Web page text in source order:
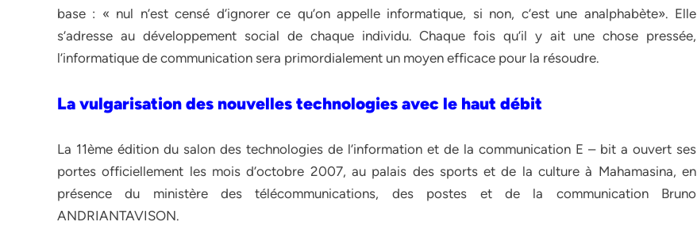
base : « nul n’est censé d’ignorer ce qu’on appelle informatique, si non, c’est une analphabète». Elle
s’adresse au développement social de chaque individu. Chaque fois qu’il y ait une chose pressée,
l’informatique de communication sera primordialement un moyen efficace pour la résoudre.
La vulgarisation des nouvelles technologies avec le haut débit
La 11ème édition du salon des technologies de l’information et de la communication E – bit a ouvert ses
portes officiellement les mois d’octobre 2007, au palais des sports et de la culture à Mahamasina, en
présence du ministère des télécommunications, des postes et de la communication Bruno
ANDRIANTAVISON.